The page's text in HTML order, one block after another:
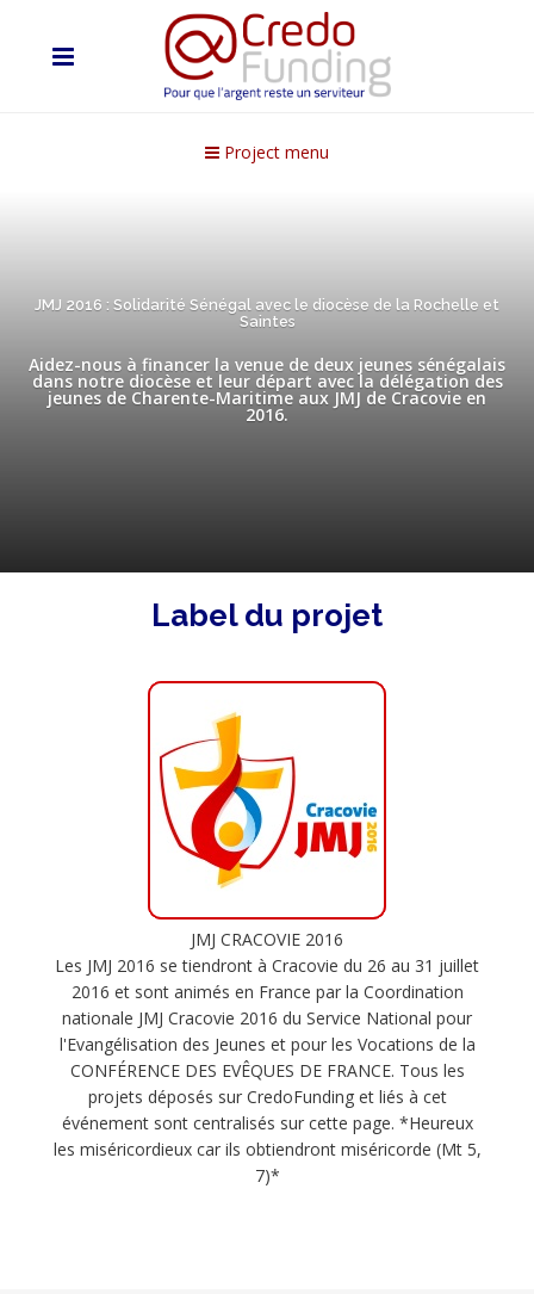
Project menu
JMJ 2016 : Solidarité Sénégal avec le diocèse de la Rochelle et
Saintes
Aidez-nous à financer la venue de deux jeunes sénégalais
dans notre diocèse et leur départ avec la délégation des
jeunes de Charente-Maritime aux JMJ de Cracovie en
2016.
Label du projet
JMJ CRACOVIE 2016
Les JMJ 2016 se tiendront à Cracovie du 26 au 31 juillet
2016 et sont animés en France par la Coordination
nationale JMJ Cracovie 2016 du Service National pour
l'Evangélisation des Jeunes et pour les Vocations de la
CONFÉRENCE DES EVÊQUES DE FRANCE. Tous les
projets déposés sur CredoFunding et liés à cet
événement sont centralisés sur cette page. *Heureux
les miséricordieux car ils obtiendront miséricorde (Mt 5,
7)*